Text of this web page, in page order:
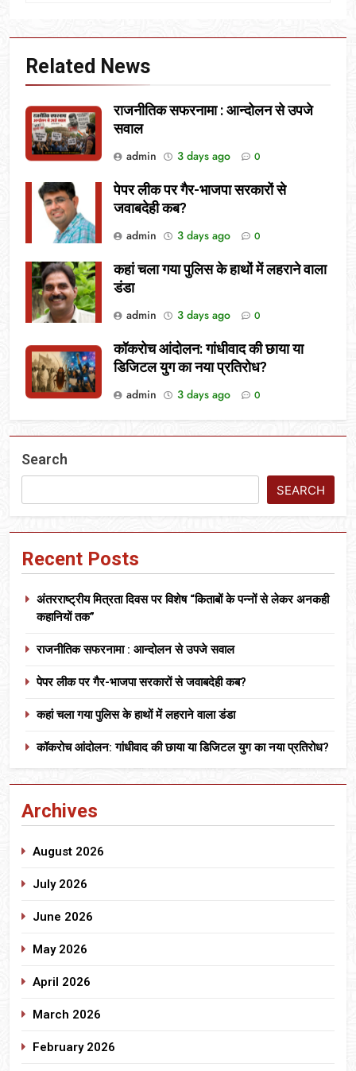
Related News
राजनीतिक सफरनामा : आन्दोलन से उपजे
सवाल
admin
3 days ago 0
पेपर लीक पर गैर-भाजपा सरकारों से
जवाबदेही कब?
admin
3 days ago 0
कहां चला गया पुलिस के हाथों में लहराने वाला
डंडा
admin
3 days ago 0
कॉकरोच आंदोलन: गांधीवाद की छाया या
डिजिटल युग का नया प्रतिरोध?
admin
3 days ago 0
Search
SEARCH
Recent Posts
अंतरराष्ट्रीय मित्रता दिवस पर विशेष “किताबों के पन्नों से लेकर अनकही
कहानियों तक”
राजनीतिक सफरनामा : आन्दोलन से उपजे सवाल
पेपर लीक पर गैर-भाजपा सरकारों से जवाबदेही कब?
कहां चला गया पुलिस के हाथों में लहराने वाला डंडा
कॉकरोच आंदोलन: गांधीवाद की छाया या डिजिटल युग का नया प्रतिरोध?
Archives
August 2026
July 2026
June 2026
May 2026
April 2026
March 2026
February 2026